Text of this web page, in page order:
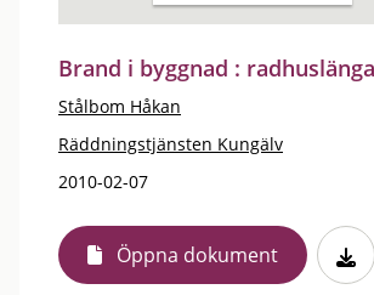
Brand i byggnad :
Stålbom Håkan
Räddningstjänsten Kungälv
2010-02-07
Öppna dokument